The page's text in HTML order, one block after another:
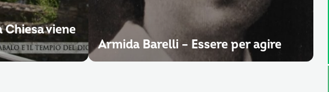
Chiesa viene
Armida Barelli – Essere per agire